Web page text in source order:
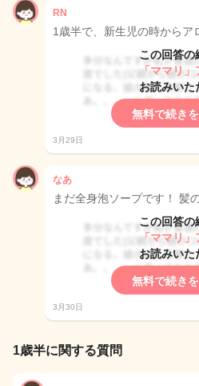
RN
1歳半で、新生児の時からア
この回答の
「ママリ」
お読みいた
無料で続き
3月29日
なあ
まだ全身泡ソープです！ 髪
この回答の
「ママリ」
お読みいた
無料で続き
3月30日
1歳半に関する質問